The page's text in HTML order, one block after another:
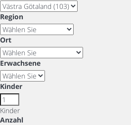
Region
Ort
Erwachsene
Kinder
Kinder
Anzahl